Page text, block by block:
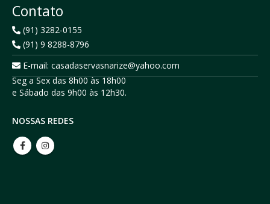
Contato
(91) 3282-0155
(91) 9 8288-8796
E-mail: casadaservasnarize@yahoo.com
Seg a Sex das 8h00 às 18h00
e Sábado das 9h00 às 12h30.
NOSSAS REDES